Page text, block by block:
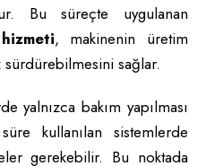
Bu süreçte uygulanan
hizmeti, makinenin üretim
sürdürebilmesini sağlar.
yalnızca bakım yapılması
kullanılan sistemlerde
gerekebilir. Bu noktada